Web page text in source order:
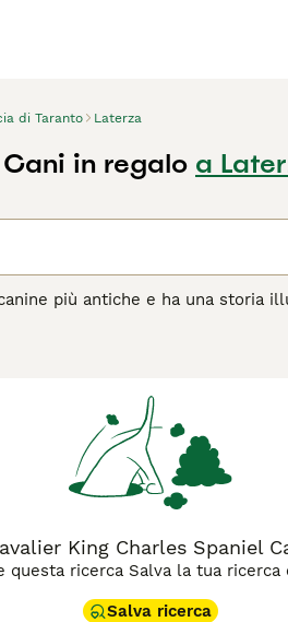
di Taranto Laterza
in regalo a
più antiche e ha una storia
King Charles Spaniel
questa ricerca Salva la tua
Salva ricerca